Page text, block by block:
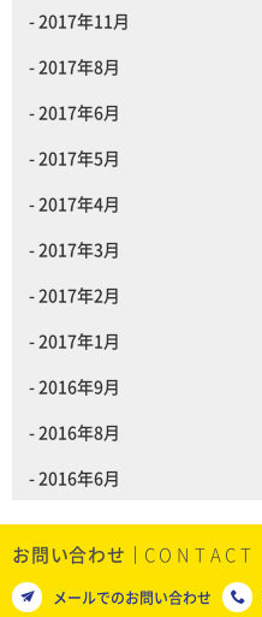
2017年11月
2017年8月
2017年6月
2017年5月
2017年4月
2017年3月
2017年2月
2017年1月
2016年9月
2016年8月
2016年6月
お問い合わせ
メールでのお問い合わせ